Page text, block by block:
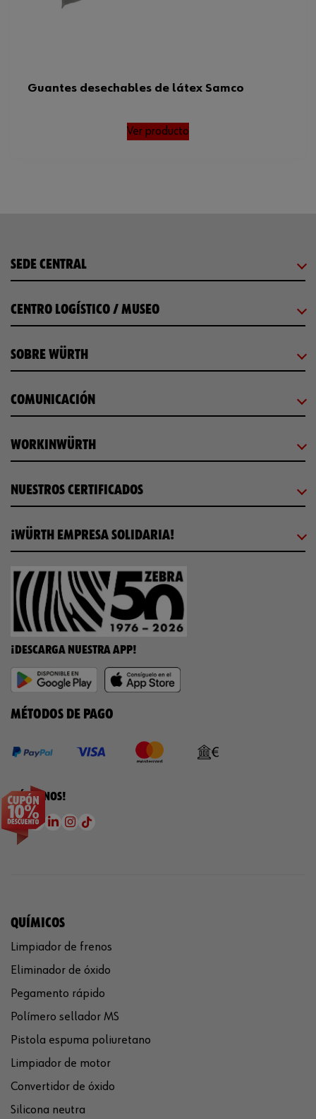
Guantes desechables de látex Samco
Ver producto
SEDE CENTRAL
CENTRO LOGÍSTICO / MUSEO
SOBRE WÜRTH
COMUNICACIÓN
WORKINWÜRTH
NUESTROS CERTIFICADOS
¡WÜRTH EMPRESA SOLIDARIA!
¡DESCARGA NUESTRA APP!
MÉTODOS DE PAGO
¡SÍGUENOS!
QUÍMICOS
Limpiador de frenos
Eliminador de óxido
Pegamento rápido
Polímero sellador MS
Pistola espuma poliuretano
Limpiador de motor
Convertidor de óxido
Silicona neutra